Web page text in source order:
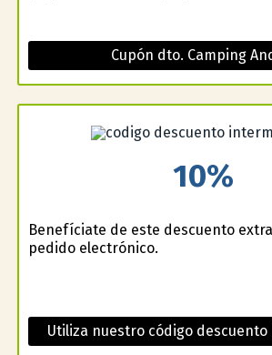
Cupón dto. Camping
10%
Benefíciate de este descuento
pedido electrónico.
Utiliza nuestro código